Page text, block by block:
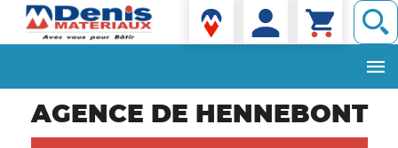
contenu
Denis matériaux
AGENCE DE HENNEBONT